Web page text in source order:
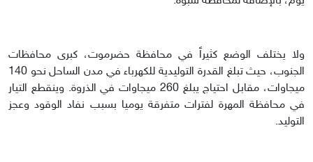
ولا يختلف الوضع كثيراً في محافظة حضرموت، كبرى محافظات
الجنوب، حيث تبلغ القدرة التوليدية للكهرباء في مدن الساحل نحو 140
ميجاوات، مقابل احتياج يبلغ 260 ميجاوات في الذروة. وينقطع التيار
في محافظة المهرة لفترات متفرقة يوميا بسبب نفاد الوقود وعجز
التوليد.